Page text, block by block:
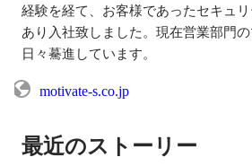
経験を経て、お客様であったセキュ
あり入社致しました。現在営業部門
日々驀進しています。
motivate-s.co.jp
最近のストーリー